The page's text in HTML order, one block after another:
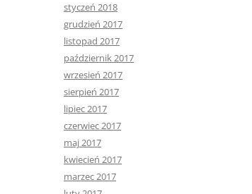
styczeń 2018
grudzień 2017
listopad 2017
październik 2017
wrzesień 2017
sierpień 2017
lipiec 2017
czerwiec 2017
maj 2017
kwiecień 2017
marzec 2017